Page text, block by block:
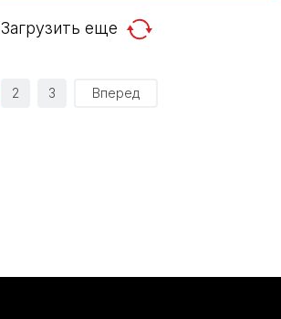
Загрузить еще
2 3 Вперед